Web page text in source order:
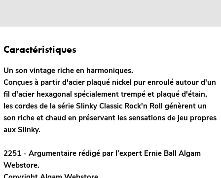
Caractéristiques
Un son vintage riche en harmoniques.
Conçues à partir d'acier plaqué nickel pur enroulé autour d'un
fil d'acier hexagonal spécialement trempé et plaqué d'étain,
les cordes de la série Slinky Classic Rock'n Roll génèrent un
son riche et chaud en préservant les sensations de jeu propres
aux Slinky.
2251 - Argumentaire rédigé par l’expert Ernie Ball Algam
Webstore.